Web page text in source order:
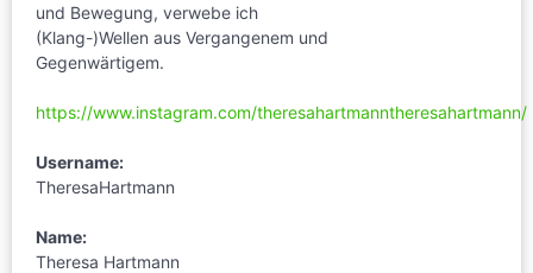
und Bewegung, verwebe ich
(Klang-)Wellen aus Vergangenem und
Gegenwärtigem.
https://www.instagram.com/theresahartmanntheresahartmann/
Username:
TheresaHartmann
Name:
Theresa Hartmann